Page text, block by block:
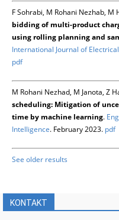
F Sohrabi, M Rohani Nezhab, M
bidding of multi-product
using rolling planning and
International Journal of
pdf
M Rohani Nezhad, M Janota, Z
scheduling: Mitigation of
time by machine learning.
Intelligence. February 2023. pdf
See older results
KONTAKT